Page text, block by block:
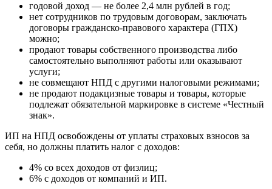
годовой доход — не более 2,4 млн рублей в год;
нет сотрудников по трудовым договорам, заключать
договоры гражданско-правового характера (ГПХ)
можно;
продают товары собственного производства либо
самостоятельно выполняют работы или оказывают
услуги;
не совмещают НПД с другими налоговыми режимами;
не продают подакцизные товары и товары, которые
подлежат обязательной маркировке в системе «Честный
знак».
ИП на НПД освобождены от уплаты страховых взносов за
себя, но должны платить налог с доходов:
4% со всех доходов от физлиц;
6% с доходов от компаний и ИП.